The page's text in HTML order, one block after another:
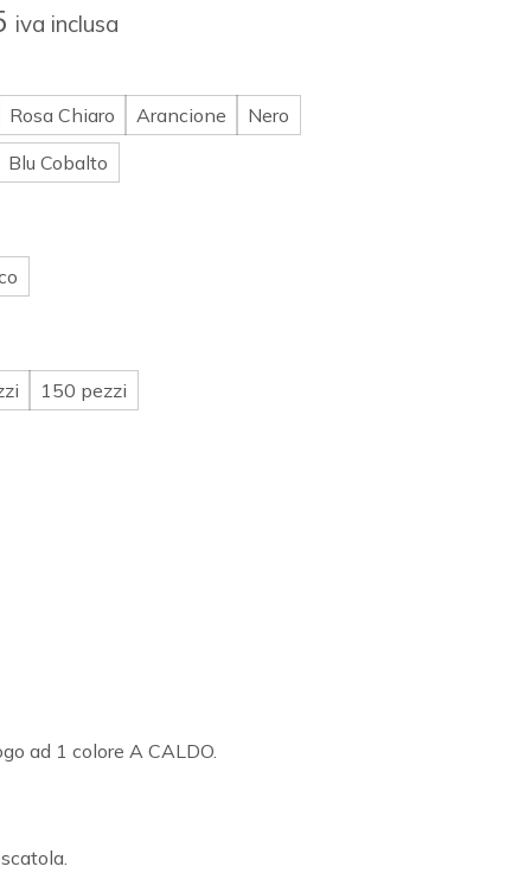
iva inclusa
Rosa Chiaro Arancione
Nero
Blu Cobalto
150 pezzi
ad 1 colore A CALDO.